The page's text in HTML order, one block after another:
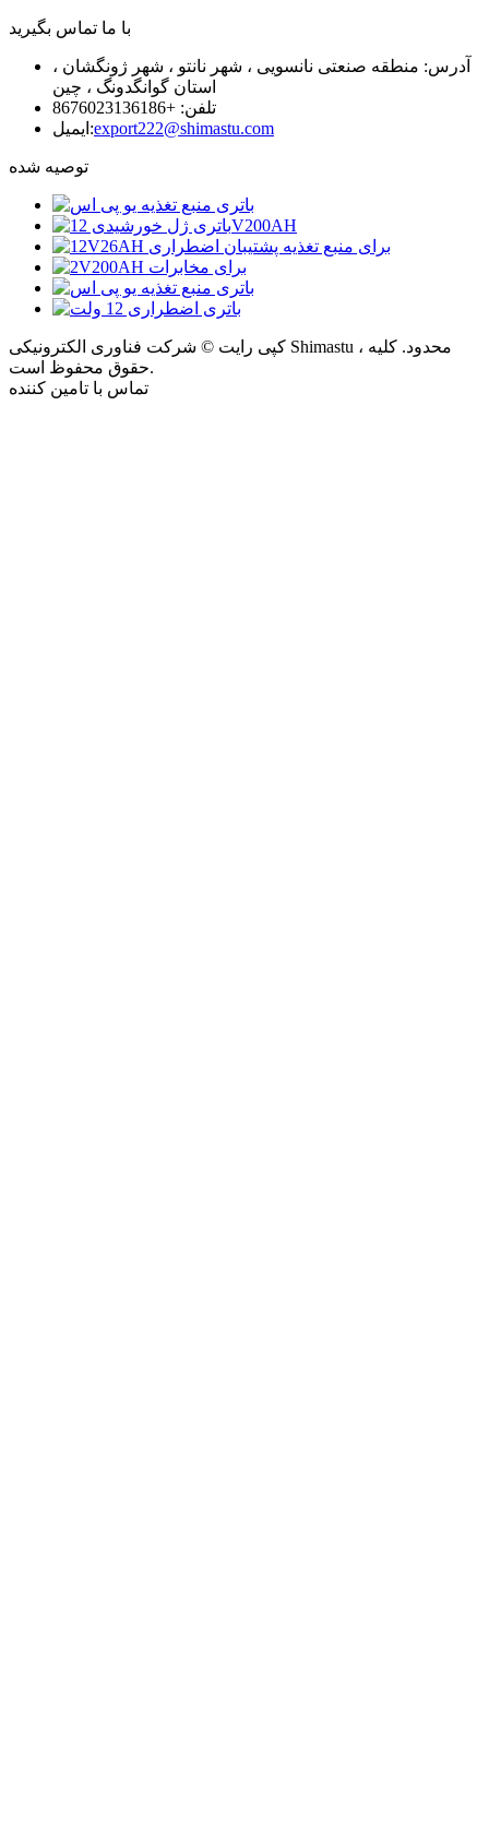
با ما تماس بگیرید
آدرس: منطقه صنعتی نانسویی ، شهر نانتو ، شهر ژونگشان ،
استان گوانگدونگ ، چین
تلفن: +8676023136186
ایمیل:export222@shimastu.com
توصیه شده
کپی رایت © شرکت فناوری الکترونیکی Shimastu ، محدود. کلیه
حقوق محفوظ است.
تماس با تامین کننده